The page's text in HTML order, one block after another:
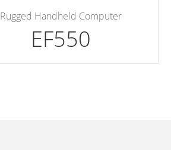
Rugged Handheld Computer
EF550